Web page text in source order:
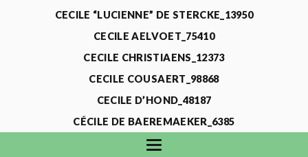
CECILE “LUCIENNE” DE STERCKE_13950
CECILE AELVOET_75410
CECILE CHRISTIAENS_12373
CECILE COUSAERT_98868
CECILE D’HOND_48187
CÉCILE DE BAEREMAEKER_6385
CECILE DE WAELE_4731